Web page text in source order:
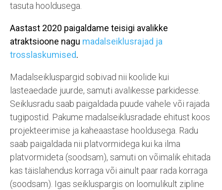
tasuta hooldusega.
Aastast 2020 paigaldame teisigi avalikke
atraktsioone nagu madalseiklusrajad ja
trosslaskumised.
Madalseikluspargid sobivad nii koolide kui
lasteaedade juurde, samuti avalikesse parkidesse.
Seiklusradu saab paigaldada puude vahele või rajada
tugipostid. Pakume madalseiklusradade ehitust koos
projekteerimise ja kaheaastase hooldusega. Radu
saab paigaldada nii platvormidega kui ka ilma
platvormideta (soodsam), samuti on võimalik ehitada
kas täislahendus korraga või ainult paar rada korraga
(soodsam). Igas seikluspargis on loomulikult zipline